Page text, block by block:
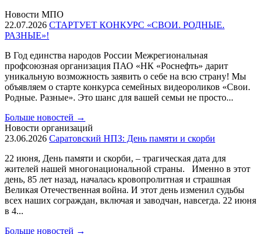
Новости МПО
22.07.2026 СТАРТУЕТ КОНКУРС «СВОИ. РОДНЫЕ.
РАЗНЫЕ»!
В Год единства народов России Межрегиональная
профсоюзная организация ПАО «НК «Роснефть» дарит
уникальную возможность заявить о себе на всю страну! Мы
объявляем о старте конкурса семейных видеороликов «Свои.
Родные. Разные». Это шанс для вашей семьи не просто...
Больше новостей →
Новости организаций
23.06.2026 Саратовский НПЗ: День памяти и скорби
22 июня, День памяти и скорби, – трагическая дата для
жителей нашей многонациональной страны. Именно в этот
день, 85 лет назад, началась кровопролитная и страшная
Великая Отечественная война. И этот день изменил судьбы
всех наших сограждан, включая и заводчан, навсегда. 22 июня
в 4...
Больше новостей →